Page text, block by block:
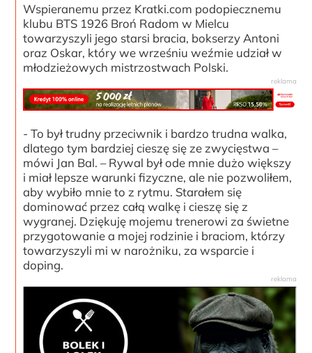
Wspieranemu przez Kratki.com podopiecznemu
klubu BTS 1926 Broń Radom w Mielcu
towarzyszyli jego starsi bracia, bokserzy Antoni
oraz Oskar, który we wrześniu weźmie udział w
młodzieżowych mistrzostwach Polski.
- To był trudny przeciwnik i bardzo trudna walka,
dlatego tym bardziej cieszę się ze zwycięstwa –
mówi Jan Bal. – Rywal był ode mnie dużo większy
i miał lepsze warunki fizyczne, ale nie pozwoliłem,
aby wybiło mnie to z rytmu. Starałem się
dominować przez całą walkę i cieszę się z
wygranej. Dziękuję mojemu trenerowi za świetne
przygotowanie a mojej rodzinie i braciom, którzy
towarzyszyli mi w narożniku, za wsparcie i
doping.